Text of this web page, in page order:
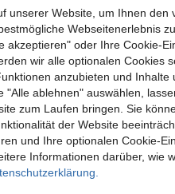
12 Stück/10 Stück Papierlaternen in Hot Pink und Pink-Orange, hängende chinesische Laternen für Hochzeit, Geburtstag, Weihnachten, Abschluss, Jahrestag, Junggesellinnenabschied, Dekoration und DIY-Aktivitäten
#3 Bestseller
6,73€
unserer Website, um Ihnen den
Webseitenerlebnis
akzeptieren" oder Ihre Cookie-
wir alle optionalen Cookies
anzubieten und Inhalte
"Alle ablehnen" auswählen,
zum Laufen bringen. Sie
der Website
und Ihre optionalen Cookie-
Informationen darüber, wie